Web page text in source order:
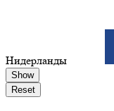
Нидерланды
Show
Reset